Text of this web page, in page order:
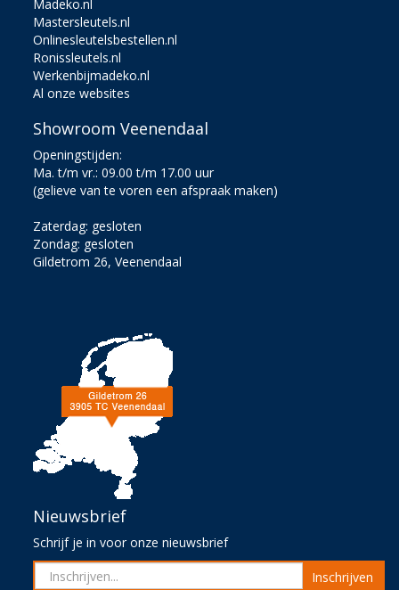
Madeko.nl
Mastersleutels.nl
Onlinesleutelsbestellen.nl
Ronissleutels.nl
Werkenbijmadeko.nl
Al onze websites
Showroom Veenendaal
Openingstijden:
Ma. t/m vr.: 09.00 t/m 17.00 uur
(gelieve van te voren een afspraak maken)
Zaterdag: gesloten
Zondag: gesloten
Gildetrom 26, Veenendaal
Nieuwsbrief
Schrijf je in voor onze nieuwsbrief
Inschrijven